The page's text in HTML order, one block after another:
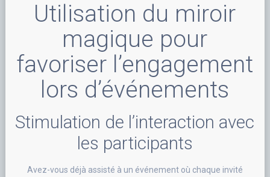
Utilisation du miroir
magique pour
favoriser l’engagement
lors d’événements
Stimulation de l’interaction avec
les participants
Avez-vous déjà assisté à un événement où chaque invité